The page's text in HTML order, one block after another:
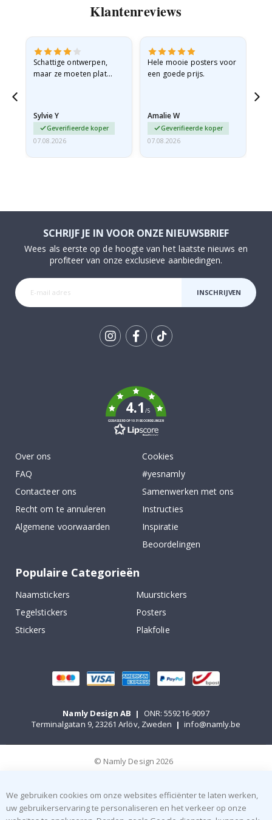
Klantenreviews
Schattige ontwerpen,
maar ze moeten plat
beetje…
Sylvie Y
Geverifieerde koper
07.08.2026
Hele mooie posters voor
een goede prijs.
Amalie W
Geverifieerde koper
07.08.2026
SCHRIJF JE IN VOOR ONZE NIEUWSBRIEF
Wees als eerste op de hoogte van het laatste nieuws en
profiteer van onze exclusieve aanbiedingen.
INSCHRIJVEN
4.1/5
GEBASEERD OP 1031 BEOORDELINGEN
Over ons
FAQ
Contacteer ons
Recht om te annuleren
Algemene voorwaarden
Cookies
#yesnamly
Samenwerken met ons
Instructies
Inspiratie
Beoordelingen
Populaire Categorieën
Naamstickers
Muurstickers
Tegelstickers
Posters
Stickers
Plakfolie
Namly Design AB |
ONR: 559216-9097
Terminalgatan 9, 23261 Arlöv, Zweden | info@namly.be
© Namly Design 2026
We gebruiken cookies om onze websites efficiënter te laten werken,
uw gebruikerservaring te personaliseren en het verkeer op onze